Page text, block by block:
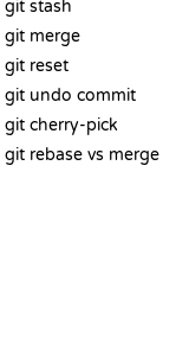
git stash
git merge
git reset
git undo commit
git cherry-pick
git rebase vs merge